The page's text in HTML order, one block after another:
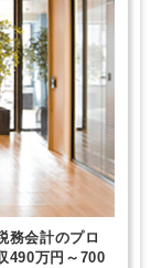
務会計のプロ
490万円～700